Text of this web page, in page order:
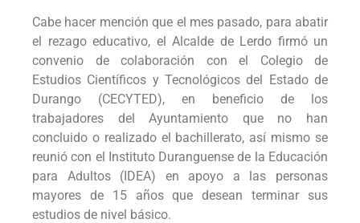
Cabe hacer mención que el mes pasado, para abatir
el rezago educativo, el Alcalde de Lerdo firmó un
convenio de colaboración con el Colegio de
Estudios Científicos y Tecnológicos del Estado de
Durango (CECYTED), en beneficio de los
trabajadores del Ayuntamiento que no han
concluido o realizado el bachillerato, así mismo se
reunió con el Instituto Duranguense de la Educación
para Adultos (IDEA) en apoyo a las personas
mayores de 15 años que desean terminar sus
estudios de nivel básico.